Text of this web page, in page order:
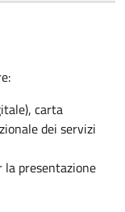
carta
dei servizi
presentazione